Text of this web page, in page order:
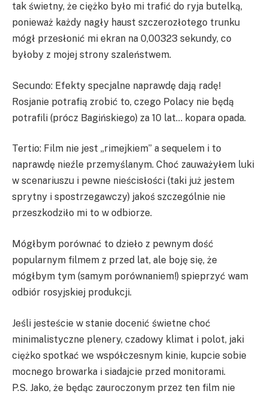
tak świetny, że ciężko było mi trafić do ryja butelką,
ponieważ każdy nagły haust szczerozłotego trunku
mógł przesłonić mi ekran na 0,00323 sekundy, co
byłoby z mojej strony szaleństwem.
Secundo: Efekty specjalne naprawdę dają radę!
Rosjanie potrafią zrobić to, czego Polacy nie będą
potrafili (prócz Bagińskiego) za 10 lat… kopara opada.
Tertio: Film nie jest „rimejkiem” a sequelem i to
naprawdę nieźle przemyślanym. Choć zauważyłem luki
w scenariuszu i pewne nieścisłości (taki już jestem
sprytny i spostrzegawczy) jakoś szczególnie nie
przeszkodziło mi to w odbiorze.
Mógłbym porównać to dzieło z pewnym dość
popularnym filmem z przed lat, ale boję się, że
mógłbym tym (samym porównaniem!) spieprzyć wam
odbiór rosyjskiej produkcji.
Jeśli jesteście w stanie docenić świetne choć
minimalistyczne plenery, czadowy klimat i polot, jaki
ciężko spotkać we współczesnym kinie, kupcie sobie
mocnego browarka i siadajcie przed monitorami.
P.S. Jako, że będąc zauroczonym przez ten film nie